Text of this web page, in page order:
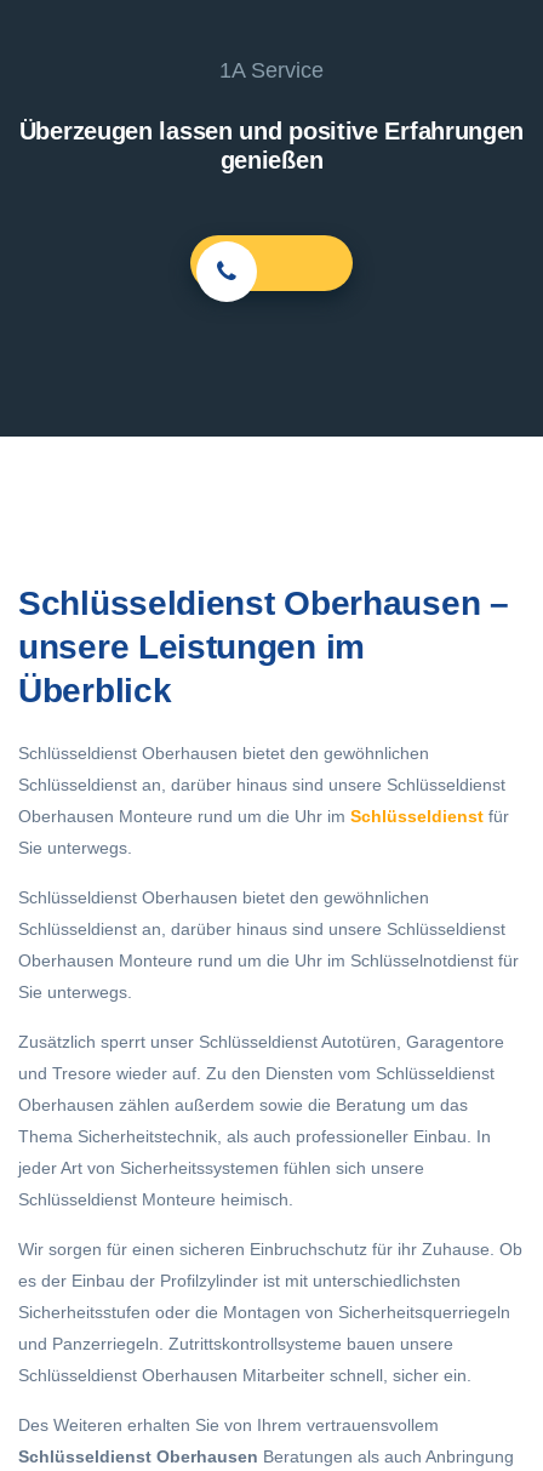
1A Service
Überzeugen lassen und positive Erfahrungen
genießen
Schlüsseldienst Oberhausen –
unsere Leistungen im
Überblick
Schlüsseldienst Oberhausen bietet den gewöhnlichen
Schlüsseldienst an, darüber hinaus sind unsere Schlüsseldienst
Oberhausen Monteure rund um die Uhr im Schlüsseldienst für
Sie unterwegs.
Schlüsseldienst Oberhausen bietet den gewöhnlichen
Schlüsseldienst an, darüber hinaus sind unsere Schlüsseldienst
Oberhausen Monteure rund um die Uhr im Schlüsselnotdienst für
Sie unterwegs.
Zusätzlich sperrt unser Schlüsseldienst Autotüren, Garagentore
und Tresore wieder auf. Zu den Diensten vom Schlüsseldienst
Oberhausen zählen außerdem sowie die Beratung um das
Thema Sicherheitstechnik, als auch professioneller Einbau. In
jeder Art von Sicherheitssystemen fühlen sich unsere
Schlüsseldienst Monteure heimisch.
Wir sorgen für einen sicheren Einbruchschutz für ihr Zuhause. Ob
es der Einbau der Profilzylinder ist mit unterschiedlichsten
Sicherheitsstufen oder die Montagen von Sicherheitsquerriegeln
und Panzerriegeln. Zutrittskontrollsysteme bauen unsere
Schlüsseldienst Oberhausen Mitarbeiter schnell, sicher ein.
Des Weiteren erhalten Sie von Ihrem vertrauensvollem
Schlüsseldienst Oberhausen Beratungen als auch Anbringung